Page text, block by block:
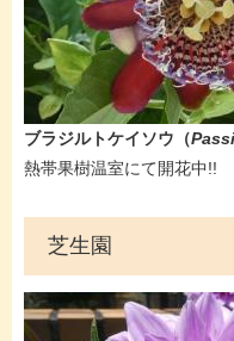
ブラジルトケイソウ （
​熱帯果樹温室にて開花中!!​
芝生園